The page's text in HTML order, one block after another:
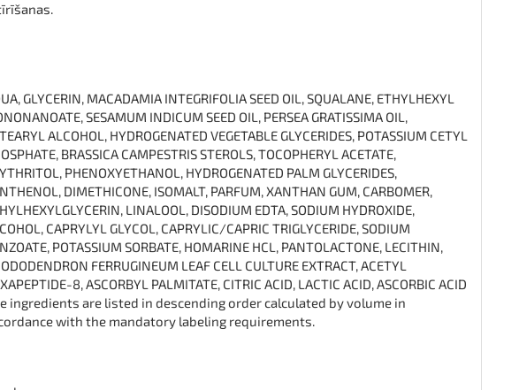
GLYCERIN, MACADAMIA INTEGRIFOLIA SEED OIL, SQUALANE, ETHYLHEXYL
SESAMUM INDICUM SEED OIL, PERSEA GRATISSIMA OIL,
ALCOHOL, HYDROGENATED VEGETABLE GLYCERIDES, POTASSIUM CETYL
BRASSICA CAMPESTRIS STEROLS, TOCOPHERYL ACETATE,
PHENOXYETHANOL, HYDROGENATED PALM GLYCERIDES,
DIMETHICONE, ISOMALT, PARFUM, XANTHAN GUM, CARBOMER,
LINALOOL, DISODIUM EDTA, SODIUM HYDROXIDE,
CAPRYLYL GLYCOL, CAPRYLIC/CAPRIC TRIGLYCERIDE, SODIUM
POTASSIUM SORBATE, HOMARINE HCL, PANTOLACTONE, LECITHIN,
FERRUGINEUM LEAF CELL CULTURE EXTRACT, ACETYL
8, ASCORBYL PALMITATE, CITRIC ACID, LACTIC ACID, ASCORBIC ACID
ingredients are listed in descending order calculated by volume in
with the mandatory labeling requirements.